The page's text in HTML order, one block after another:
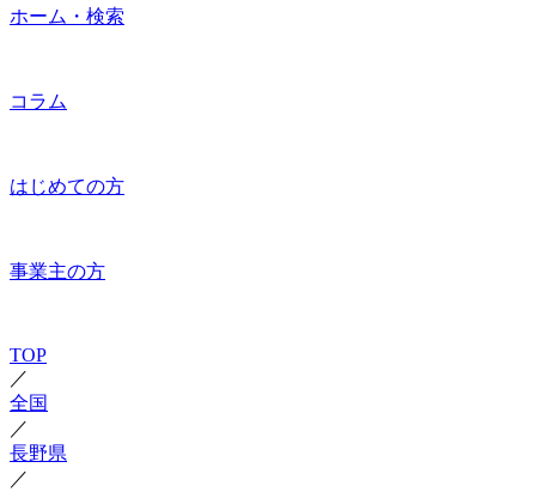
ホーム・検索
コラム
はじめての方
事業主の方
TOP
／
全国
／
長野県
／